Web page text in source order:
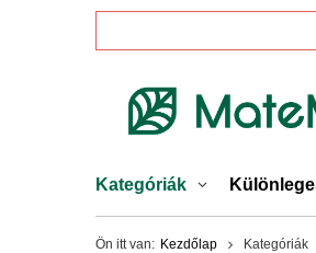
Kategóriák
Ön itt van: Kezdőlap Kategóriák